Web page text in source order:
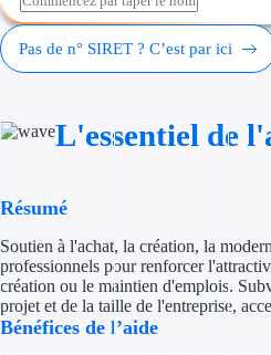
Pas de n° SIRET ? C’est par ici
L'essentiel de
Résumé
Soutien à l'achat, la création, la
professionnels pour renforcer
création ou le maintien d'emplois.
projet et de la taille de l'entreprise,
Bénéfices de l’aide